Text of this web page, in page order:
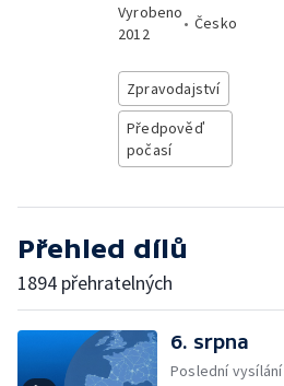
Vyrobeno
2012
• Česko
Zpravodajství
Předpověď
počasí
Přehled dílů
1894 přehratelných
6. srpna
Poslední vysílání